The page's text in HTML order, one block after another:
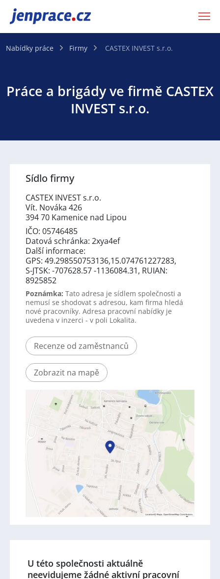
JenPráce.cz
Nabídky práce Firmy CASTEX INVEST s.r.o.
Práce a brigády ve firmě CASTEX
INVEST s.r.o.
Sídlo firmy
CASTEX INVEST s.r.o.
Vít. Nováka 426
394 70 Kamenice nad Lipou
IČO: 05746485
Datová schránka: 2xya4ef
Další informace:
GPS: 49.298550753136,15.074761227283,
S-JTSK: -707628.57 -1136084.31, RUIAN:
8925852
Poznámka: Tato adresa je sídlem společnosti a
nemusí se shodovat s adresou, kam firma hledá
nové pracovníky. Adresa pracovní nabídky je
uvedena v inzerci - v poli Lokalita.
Recenze od zaměstnanců
Zobrazit na mapě
U této společnosti aktuálně
neevidujeme žádné aktivní pracovní